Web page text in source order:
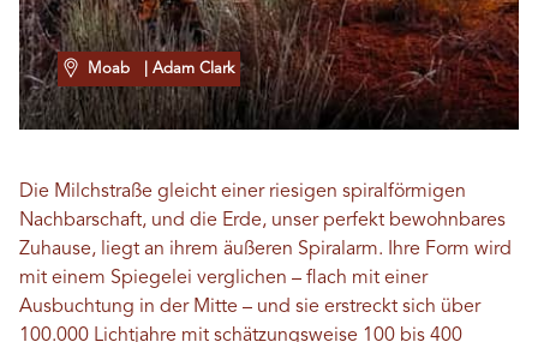
Moab | Adam Clark
Die Milchstraße gleicht einer riesigen spiralförmigen
Nachbarschaft, und die Erde, unser perfekt bewohnbares
Zuhause, liegt an ihrem äußeren Spiralarm. Ihre Form wird
mit einem Spiegelei verglichen – flach mit einer
Ausbuchtung in der Mitte – und sie erstreckt sich über
100.000 Lichtjahre mit schätzungsweise 100 bis 400